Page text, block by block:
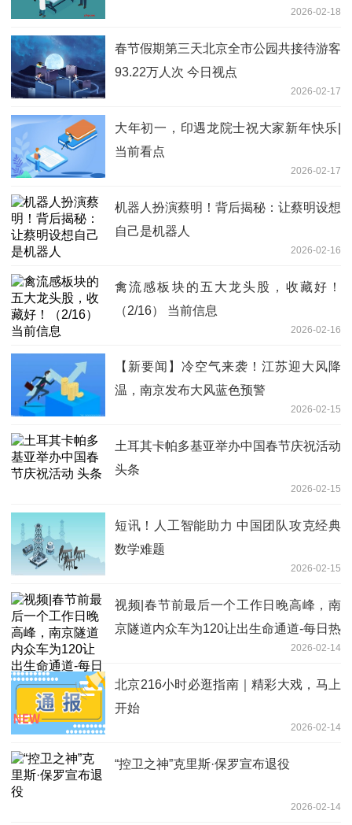
2026-02-18
春节假期第三天北京全市公园共接待游客
93.22万人次 今日视点
2026-02-17
大年初一，印遇龙院士祝大家新年快乐|
当前看点
2026-02-17
机器人扮演蔡明！背后揭秘：让蔡明设想
自己是机器人
2026-02-16
禽流感板块的五大龙头股，收藏好！
（2/16） 当前信息
2026-02-16
【新要闻】冷空气来袭！江苏迎大风降
温，南京发布大风蓝色预警
2026-02-15
土耳其卡帕多基亚举办中国春节庆祝活动
头条
2026-02-15
短讯！人工智能助力 中国团队攻克经典
数学难题
2026-02-15
视频|春节前最后一个工作日晚高峰，南
京隧道内众车为120让出生命通道-每日热
2026-02-14
北京216小时必逛指南｜精彩大戏，马上
开始
2026-02-14
“控卫之神”克里斯·保罗宣布退役
2026-02-14